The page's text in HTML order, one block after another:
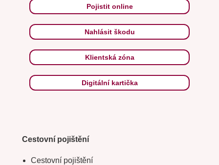
Pojistit online
Nahlásit škodu
Klientská zóna
Digitální kartička
Cestovní pojištění
Cestovní pojištění